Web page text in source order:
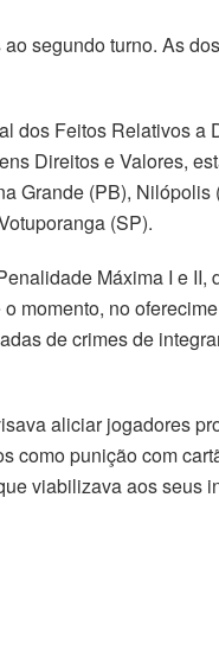
segundo turno. As
dos Feitos Relativos a
Direitos e Valores,
Grande (PB), Nilópolis
(SP).
Máxima I e II,
momento, no
de crimes de
aliciar jogadores
como punição com
viabilizava aos seus